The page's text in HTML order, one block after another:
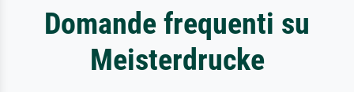
Domande frequenti su
Meisterdrucke